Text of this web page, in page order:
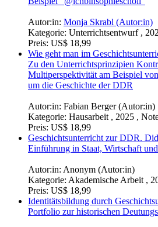
Autor:in: Monja Skrabl (Autor:in)
Kategorie: Unterrichtsentwurf ,
Preis: US$ 18,99
Wie geht man im
Zu den Unterrichtsprinzipien
Multiperspektivität am Beispiel
um die Geschichte der DDR
Autor:in: Fabian Berger (Autor:in)
Kategorie: Hausarbeit , 2025 ,
Preis: US$ 18,99
Geschichtsunterricht zur DDR.
Einführung in Staat, Wirtschaft
Autor:in: Anonym (Autor:in)
Kategorie: Akademische Arbeit ,
Preis: US$ 18,99
Identitätsbildung durch
Portfolio zur historischen